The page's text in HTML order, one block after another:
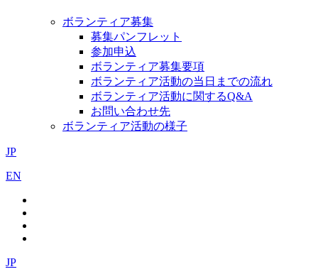
ボランティア募集
募集パンフレット
参加申込
ボランティア募集要項
ボランティア活動の当日までの流れ
ボランティア活動に関するQ&A
お問い合わせ先
ボランティア活動の様子
JP
EN
JP